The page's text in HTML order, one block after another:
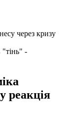
"тінь" -
реакція